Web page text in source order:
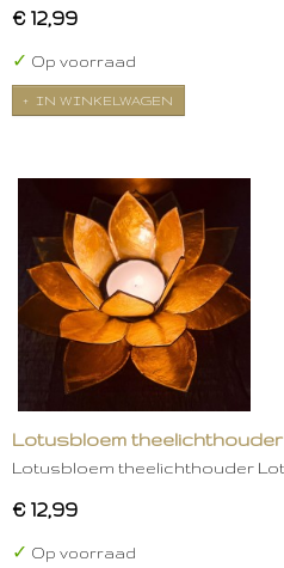
€ 12,99
✓ Op voorraad
IN WINKELWAGEN
Lotusbloem theelichthouder
Lotusbloem theelichthouder
€ 12,99
✓ Op voorraad